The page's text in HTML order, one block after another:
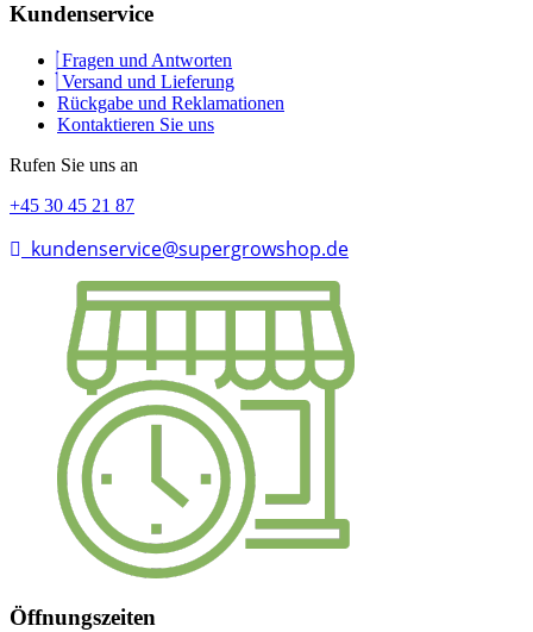
Kundenservice
Fragen und Antworten
Versand und Lieferung
Rückgabe und Reklamationen
Kontaktieren Sie uns
Rufen Sie uns an
+45 30 45 21 87
kundenservice@supergrowshop.de
Öffnungszeiten